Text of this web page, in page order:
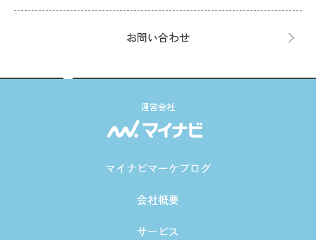
お問い合わせ
運営会社
マイナビマーケブログ
会社概要
サービス